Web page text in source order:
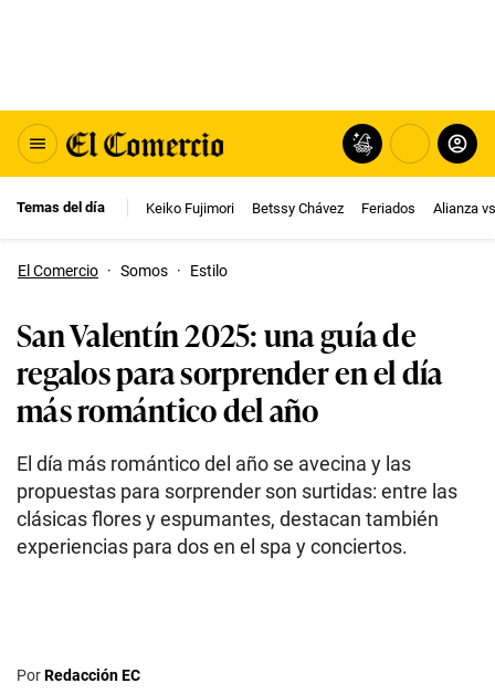
Temas del día Keiko Fujimori Betssy Chávez Feriados Alianza
El Comercio · Somos · Estilo
San Valentín 2025: una guía de
regalos para sorprender en el día
más romántico del año
El día más romántico del año se avecina y las
propuestas para sorprender son surtidas: entre las
clásicas flores y espumantes, destacan también
experiencias para dos en el spa y conciertos.
PorRedacción EC